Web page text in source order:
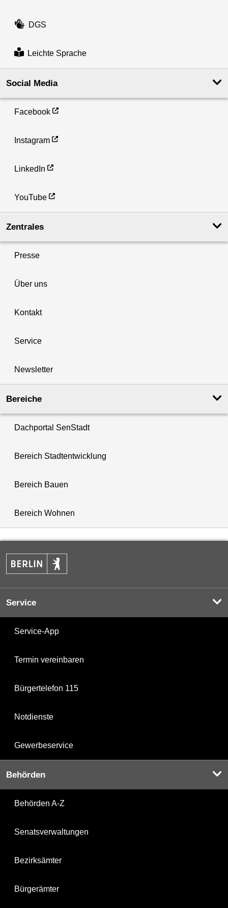
DGS
Leichte Sprache
Social Media
Facebook
Instagram
LinkedIn
YouTube
Zentrales
Presse
Über uns
Kontakt
Service
Newsletter
Bereiche
Dachportal SenStadt
Bereich Stadtentwicklung
Bereich Bauen
Bereich Wohnen
Service
Service-App
Termin vereinbaren
Bürgertelefon 115
Notdienste
Gewerbeservice
Behörden
Behörden A-Z
Senatsverwaltungen
Bezirksämter
Bürgerämter